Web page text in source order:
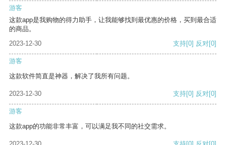
游客
这款app是我购物的得力助手，让我能够找到最优惠的价格，买到最合适
的商品。
2023-12-30
支持[0] 反对[0]
游客
这款软件简直是神器，解决了我所有问题。
2023-12-30 支持[0] 反对[0]
游客
这款app的功能非常丰富，可以满足我不同的社交需求。